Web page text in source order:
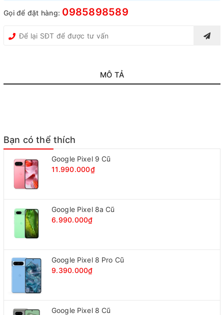
Gọi để đặt hàng: 0985898589
MÔ TẢ
Bạn có thể thích
Google Pixel 9 Cũ
11.990.000₫
Google Pixel 8a Cũ
6.990.000₫
Google Pixel 8 Pro Cũ
9.390.000₫
Google Pixel 8 Cũ